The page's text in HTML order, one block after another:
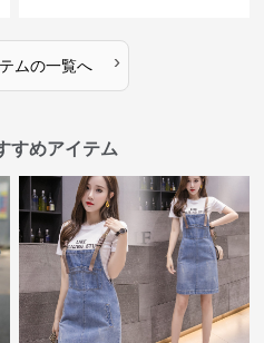
ムの一覧へ ›
すめアイテム